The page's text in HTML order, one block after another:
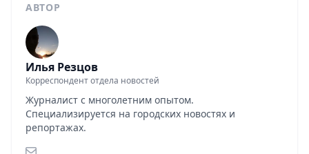
АВТОР
Илья Резцов
Корреспондент отдела новостей
Журналист с многолетним опытом.
Специализируется на городских новостях и
репортажах.